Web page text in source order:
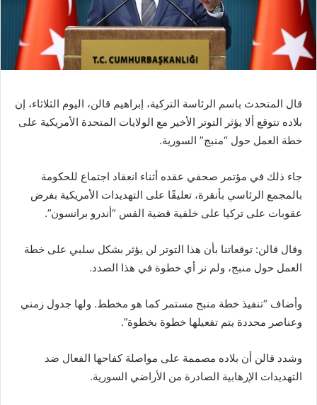
قال المتحدث باسم الرئاسة التركية، إبراهيم قالن، اليوم الثلاثاء، إن
بلاده تتوقع ألا يؤثر التوتر الأخير مع الولايات المتحدة الأمريكية على
خطة العمل حول “منبج” السورية.
جاء ذلك في مؤتمر صحفي عقده أثناء انعقاد اجتماع للحكومة
بالمجمع الرئاسي بأنقرة، تعليقًا على التهديدات الأمريكية بفرض
عقوبات على تركيا على خلفية قضية القس “أندرو برانسون”.
وقال قالن: توقعاتنا بأن هذا التوتر لن يؤثر بشكل سلبي على خطة
العمل حول منبج، ولم نر أي خطوة في هذا الصدد.
وأضاف “تنفيذ خطة منبج مستمر كما هو مخطط. ولها جدول زمني
وعناصر محددة يتم تفعيلها خطوة بخطوة”.
وشدد قالن أن بلاده مصممة على مواصلة كفاحها الفعال ضد
التهديدات الإرهابية الصادرة من الأراضي السورية.